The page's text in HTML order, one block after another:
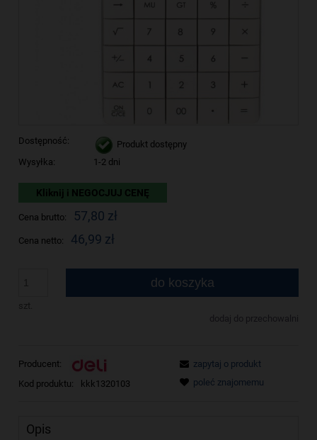
Dostępność:
Produkt dostępny
Wysyłka:
1-2 dni
Kliknij i NEGOCJUJ CENĘ
Cena brutto: 57,80 zł
Cena netto: 46,99 zł
do koszyka
dodaj do przechowalni
Producent:
Kod produktu:
kkk1320103
zapytaj o produkt
poleć znajomemu
Opis